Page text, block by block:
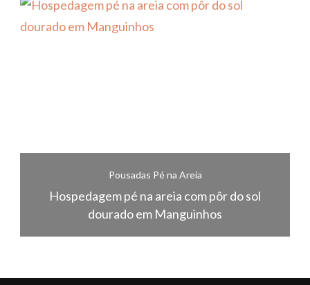
Pousadas Pé na Areia
Hospedagem pé na areia com pôr do sol
dourado em Manguinhos